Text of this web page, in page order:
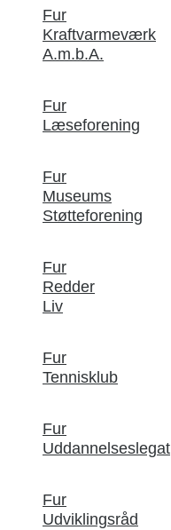
Fur
Kraftvarmeværk
A.m.b.A.
Fur
Læseforening
Fur
Museums
Støtteforening
Fur
Redder
Liv
Fur
Tennisklub
Fur
Uddannelseslegat
Fur
Udviklingsråd